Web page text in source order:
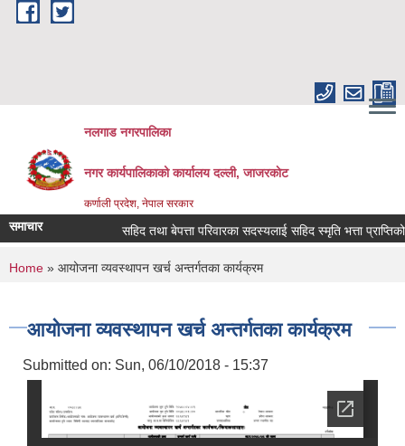
Skip to main content
नलगाड नगरपालिका
नगर कार्यपालिकाको कार्यालय दल्ली, जाजरकाेट
कर्णाली प्रदेश, नेपाल सरकार
समाचार सहिद तथा बेपत्ता परिवारका सदस्यलाई सहिद स्मृति भत्ता प्राप्तिको
You are here
Home » आयोजना व्यवस्थापन खर्च अन्तर्गतका कार्यक्रम
आयोजना व्यवस्थापन खर्च अन्तर्गतका कार्यक्रम
Submitted on: Sun, 06/10/2018 - 15:37